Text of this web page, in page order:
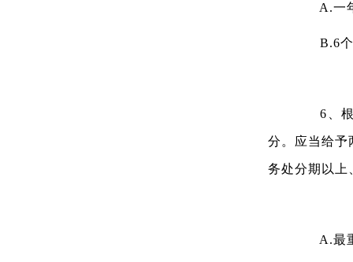
A.一
B.6个
6、根据
分。应当给
务处分期以
A.最重